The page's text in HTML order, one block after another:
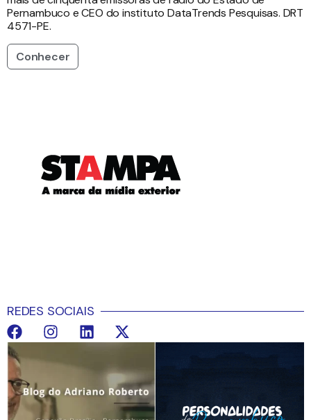
Pernambuco e CEO do instituto DataTrends Pesquisas. DRT
4571-PE.
Conhecer
REDES SOCIAIS